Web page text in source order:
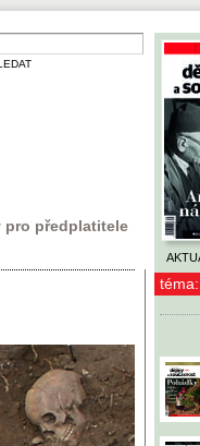
pro předplatitele
téma: